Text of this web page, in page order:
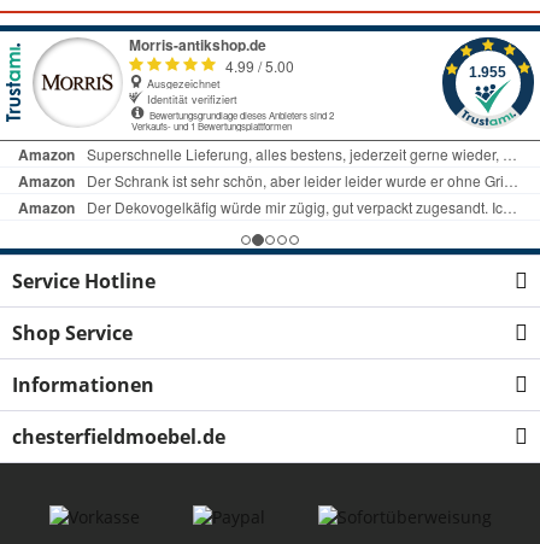
Service Hotline
Shop Service
Informationen
chesterfieldmoebel.de